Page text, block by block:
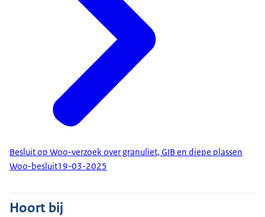
Besluit op Woo-verzoek over granuliet, GIB en diepe plassen
Woo-besluit19-03-2025
Hoort bij